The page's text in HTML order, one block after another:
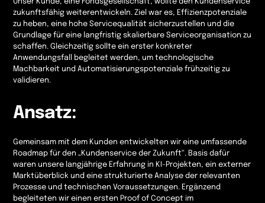
Unser Kunde, eine Fondsgesellschaft, wollte den Kundenservice
zukunftsfähig weiterentwickeln. Ziel war es, Effizienzpotenziale
zu heben, eine hohe Servicequalität sicherzustellen und die
Grundlage für eine langfristig skalierbare Serviceorganisation zu
schaffen. Gleichzeitig sollte ein erster konkreter
Anwendungsfall begleitet werden, um technologische
Machbarkeit und Automatisierungspotenziale frühzeitig zu
validieren.
Ansatz:
Gemeinsam mit dem Kunden entwickelten wir eine umfassende
Roadmap für den „Kundenservice der Zukunft“. Basis dafür
waren unsere langjährige Erfahrung in KI-Projekten, ein externer
Marktüberblick und eine strukturierte Analyse der relevanten
Prozesse und technischen Voraussetzungen. Ergänzend
begleiteten wir einen ersten Proof of Concept im